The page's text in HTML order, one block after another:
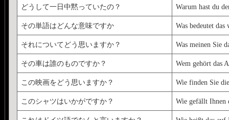
どうして一日中黙っていたの？ Warum hast du
その単語はどんな意味ですか Was bedeutet das
それについてどう思いますか？ Was meinen Sie
その車は誰のものですか？ Wem gehört das
この映画をどう思いますか？ Wie finden Sie
このシャツはいかがですか？ Wie gefällt Ihnen